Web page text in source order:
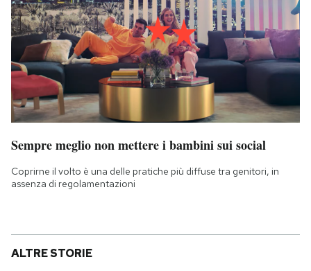
Sempre meglio non mettere i bambini sui social
Coprirne il volto è una delle pratiche più diffuse tra genitori, in
assenza di regolamentazioni
ALTRE STORIE